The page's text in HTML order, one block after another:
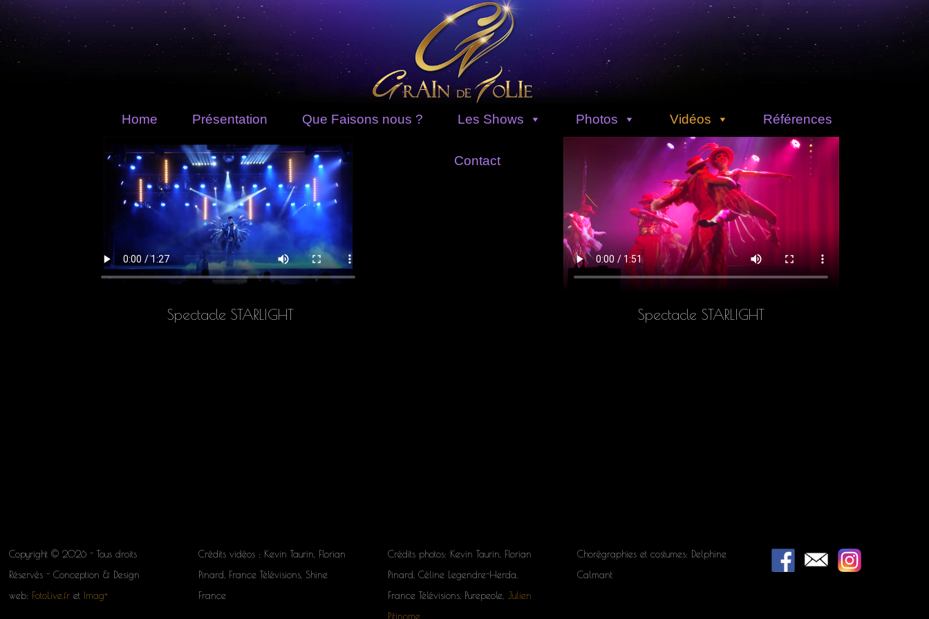
Home Présentation Que Faisons nous ? Les Shows Photos Vidéos Références
Contact
Spectacle STARLIGHT Spectacle STARLIGHT
Copyright © 2026 - Tous droits
Réservés - Conception & Design
web: FotoLive.fr et Imag+
Crédits vidéos : Kevin Taurin, Florian
Pinard, France Télévisions, Shine
France
Crédits photos: Kevin Taurin, Florian
Pinard, Céline Legendre-Herda,
France Télévisions, Purepeole, Julien
Pitinome
Chorégraphies et costumes: Delphine
Calmant